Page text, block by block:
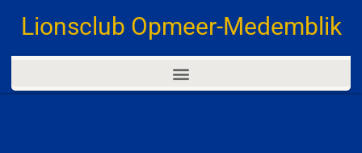
Lionsclub Opmeer-Medemblik